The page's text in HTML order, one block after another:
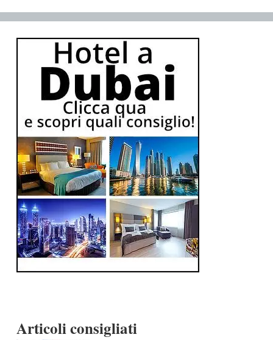
Articoli consigliati